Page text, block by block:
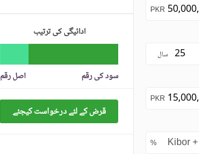
PKR
سال
PKR
%
ادائیگی کی ترتیب
سود کی رقم اصل رقم
قرض کے لئے درخواست کیجئے